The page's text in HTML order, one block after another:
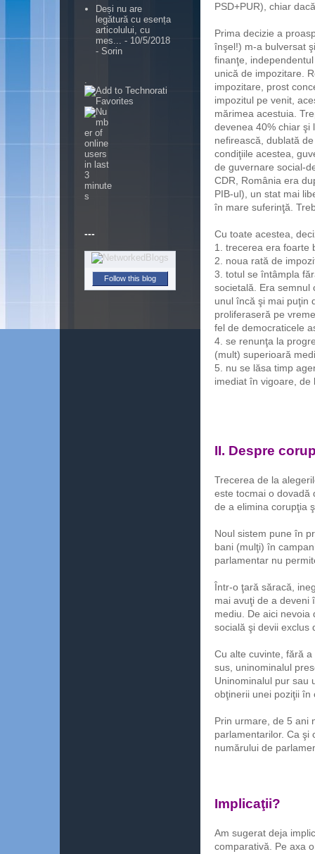
PSD+PUR), chiar
Prima decizie a
înşel!) m-a bulversat
finanţe,
unică de impozitare.
impozitare, prost
impozitul pe venit,
mărimea acestuia.
devenea 40% chiar şi
nefirească, dublată
condiţiile acestea,
de guvernare social-
CDR, România era
PIB-ul), un stat mai
în mare suferinţă.
Cu toate acestea,
1. trecerea era foarte
2. noua rată de
3. totul se întâmpla
societală. Era semnul
unul încă şi mai puţin
proliferaseră pe
fel de democraticele
4. se renunţa la
(mult) superioară
5. nu se lăsa timp
imediat în vigoare, de
II. Despre
Trecerea de la
este tocmai o dovadă
de a elimina corupţia
Noul sistem pune în
bani (mulţi) în
parlamentar nu
Într-o ţară săracă,
mai avuţi de a deveni
mediu. De aici
socială şi devii exclus
Cu alte cuvinte, fără
sus, uninominalul
Uninominalul pur sau
obţinerii unei poziţii în
Prin urmare, de 5 ani
parlamentarilor. Ca şi
numărului de
Implicaţii?
Am sugerat deja
comparativă. Pe axa
Deși nu are
legătură cu esența
articolului, cu
mes... - 10/5/2018
- Sorin
---
Follow this blog